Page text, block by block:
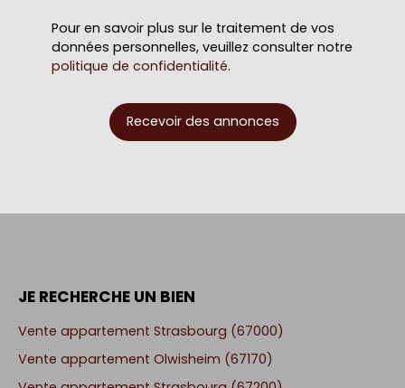
Pour en savoir plus sur le traitement de vos
données personnelles, veuillez consulter notre
politique de confidentialité.
Recevoir des annonces
JE RECHERCHE UN BIEN
Vente appartement Strasbourg (67000)
Vente appartement Olwisheim (67170)